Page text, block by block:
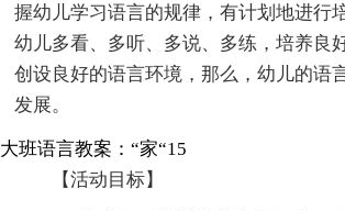
握幼儿学习语言的规律，有计划地进行
幼儿多看、多听、多说、多练，培养良
创设良好的语言环境，那么，幼儿的语
发展。
大班语言教案：“家“15
【活动目标】